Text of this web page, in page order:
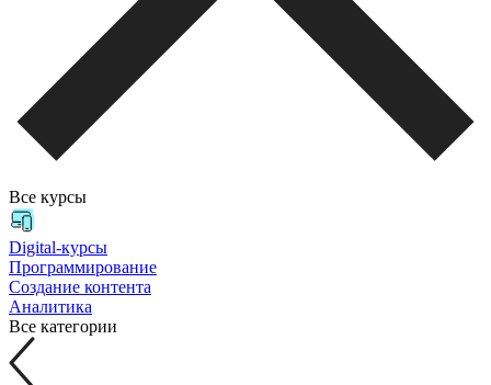
Все курсы
Digital-курсы
Программирование
Создание контента
Аналитика
Все категории